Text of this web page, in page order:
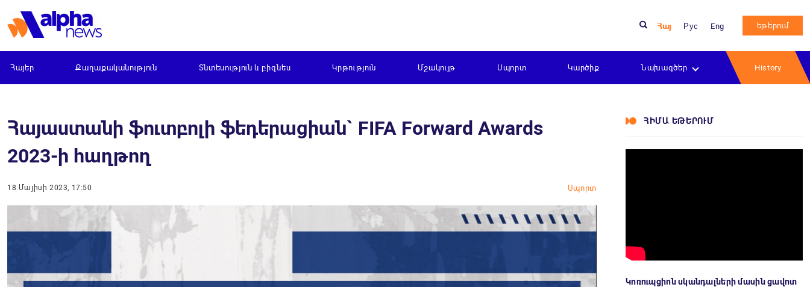
Հայ Рус Eng եթերում
Հայեր Քաղաքականություն Տնտեսություն և բիզնես Կրթություն Մշակույթ Սպորտ Կարծիք Նախագծեր History
Հայաստանի ֆուտբոլի ֆեդերացիան` FIFA Forward Awards
2023-ի հաղթող
18 Մայիսի 2023, 17:50 Սպորտ
ՀԻՄԱ ԵԹԵՐՈՒՄ
Կոռուպցիոն սկանդալների մասին ցավոտ